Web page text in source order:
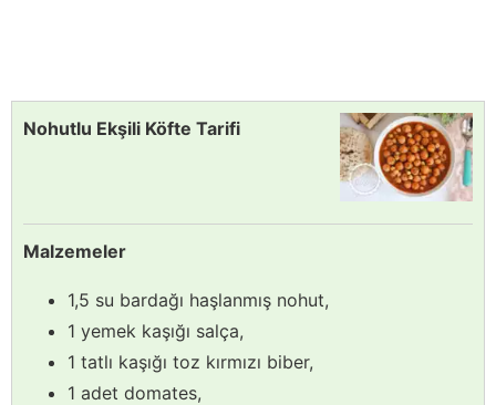
Nohutlu Ekşili Köfte Tarifi
Malzemeler
1,5 su bardağı haşlanmış nohut,
1 yemek kaşığı salça,
1 tatlı kaşığı toz kırmızı biber,
1 adet domates,